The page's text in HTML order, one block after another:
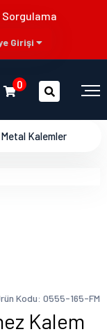
Girişi
0
Metal Kalemler
Kodu: 0555-165-FM
Kalem